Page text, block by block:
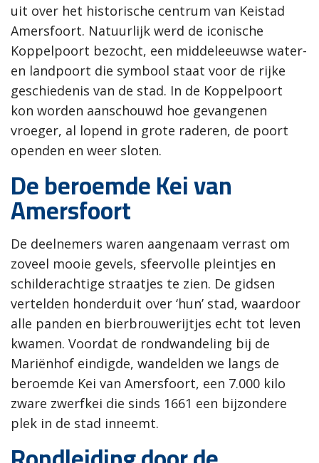
uit over het historische centrum van Keistad
Amersfoort. Natuurlijk werd de iconische
Koppelpoort bezocht, een middeleeuwse water-
en landpoort die symbool staat voor de rijke
geschiedenis van de stad. In de Koppelpoort
kon worden aanschouwd hoe gevangenen
vroeger, al lopend in grote raderen, de poort
openden en weer sloten.
De beroemde Kei van
Amersfoort
De deelnemers waren aangenaam verrast om
zoveel mooie gevels, sfeervolle pleintjes en
schilderachtige straatjes te zien. De gidsen
vertelden honderduit over ‘hun’ stad, waardoor
alle panden en bierbrouwerijtjes echt tot leven
kwamen. Voordat de rondwandeling bij de
Mariënhof eindigde, wandelden we langs de
beroemde Kei van Amersfoort, een 7.000 kilo
zware zwerfkei die sinds 1661 een bijzondere
plek in de stad inneemt.